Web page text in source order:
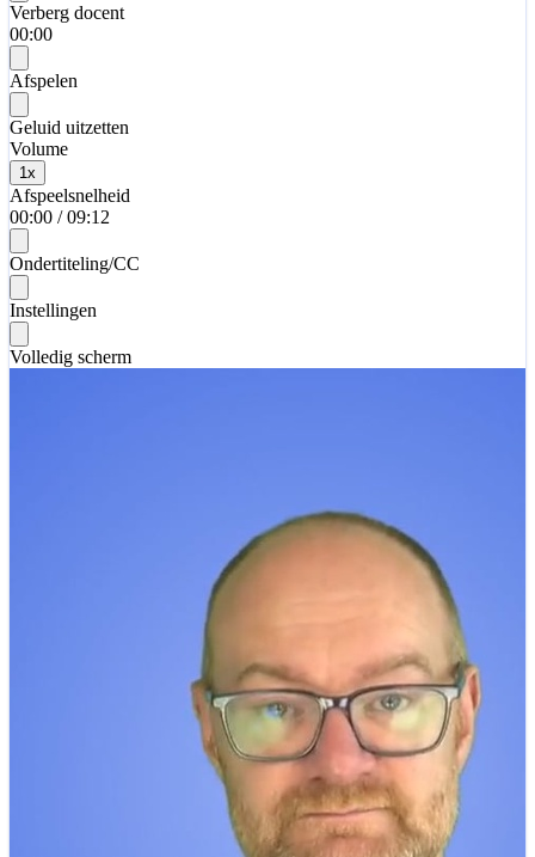
Verberg docent
00:00
Afspelen
Geluid uitzetten
Volume
1 x
Afspeelsnelheid
00:00 / 09:12
Ondertiteling/CC
Instellingen
Volledig scherm